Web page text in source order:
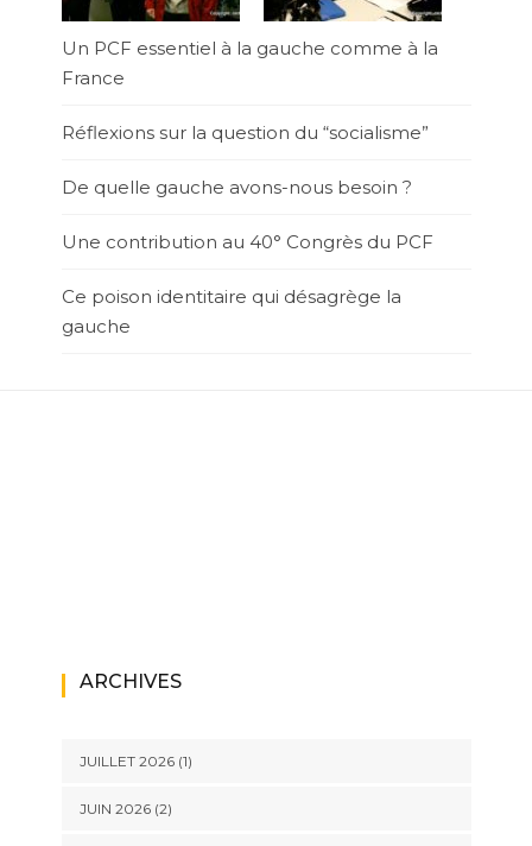
Un PCF essentiel à la gauche comme à la
France
Réflexions sur la question du “socialisme”
De quelle gauche avons-nous besoin ?
Une contribution au 40° Congrès du PCF
Ce poison identitaire qui désagrège la
gauche
ARCHIVES
JUILLET 2026(1)
JUIN 2026(2)